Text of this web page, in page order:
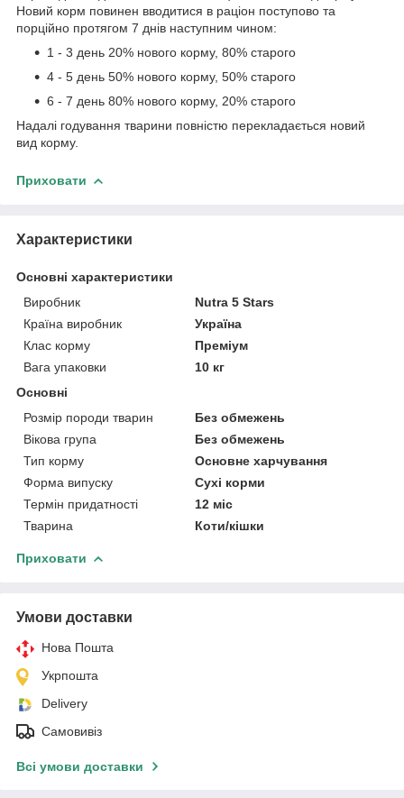
Новий корм повинен вводитися в раціон поступово та
порційно протягом 7 днів наступним чином:
1 - 3 день 20% нового корму, 80% старого
4 - 5 день 50% нового корму, 50% старого
6 - 7 день 80% нового корму, 20% старого
Надалі годування тварини повністю перекладається новий
вид корму.
Приховати
Характеристики
Основні характеристики
Виробник
Nutra 5 Stars
Країна виробник
Україна
Клас корму
Преміум
Вага упаковки
10 кг
Основні
Розмір породи тварин
Без обмежень
Вікова група
Без обмежень
Тип корму
Основне харчування
Форма випуску
Сухі корми
Термін придатності
12 міс
Тварина
Коти/кішки
Приховати
Умови доставки
Нова Пошта
Укрпошта
Delivery
Самовивіз
Всі умови доставки